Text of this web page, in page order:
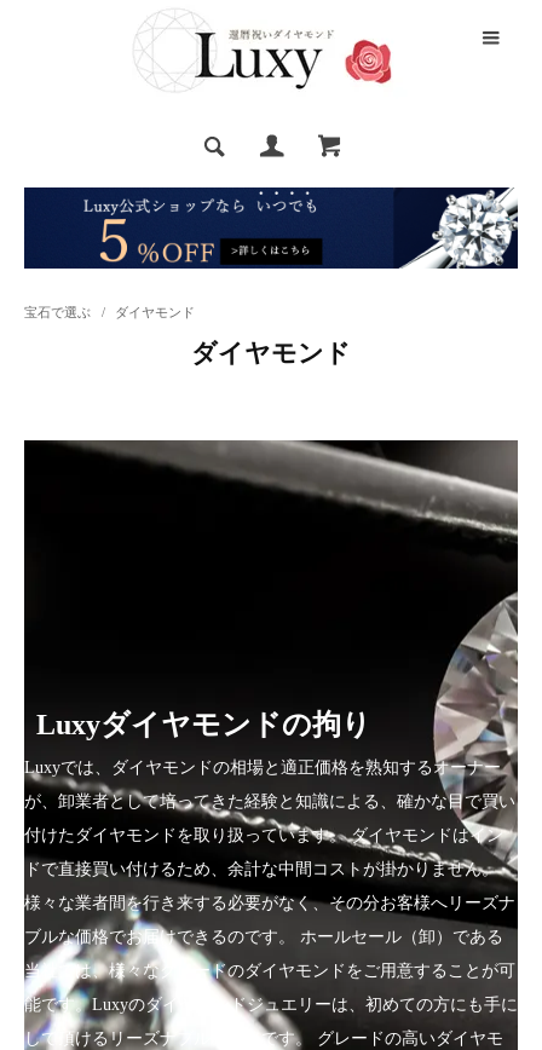
宝石で選ぶ / ダイヤモンド
ダイヤモンド
Luxyダイヤモンドの拘り
Luxyでは、ダイヤモンドの相場と適正価格を熟知するオーナー
が、卸業者として培ってきた経験と知識による、確かな目で買い
付けたダイヤモンドを取り扱っています。 ダイヤモンドはイン
ドで直接買い付けるため、余計な中間コストが掛かりません。
様々な業者間を行き来する必要がなく、その分お客様へリーズナ
ブルな価格でお届けできるのです。 ホールセール（卸）である
当社では、様々なグレードのダイヤモンドをご用意することが可
能です。Luxyのダイヤモンドジュエリーは、初めての方にも手に
して頂けるリーズナブルな価格です。 グレードの高いダイヤモ